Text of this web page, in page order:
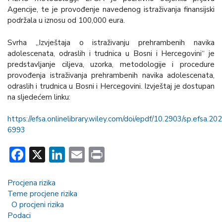
Procjena rizika
Teme procjene rizika
O procjeni rizika
Podaci
Agencije, te je provođenje navedenog istraživanja finansijski
podržala u iznosu od 100,000 eura.
Svrha „Izvještaja o istraživanju prehrambenih navika
adolescenata, odraslih i trudnica u Bosni i Hercegovini“ je
predstavljanje ciljeva, uzorka, metodologije i procedure
provođenja istraživanja prehrambenih navika adolescenata,
odraslih i trudnica u Bosni i Hercegovini. Izvještaj je dostupan
na sljedećem linku:
https://efsa.onlinelibrary.wiley.com/doi/epdf/10.2903/
6993
Facebook
X LinkedIn
Email